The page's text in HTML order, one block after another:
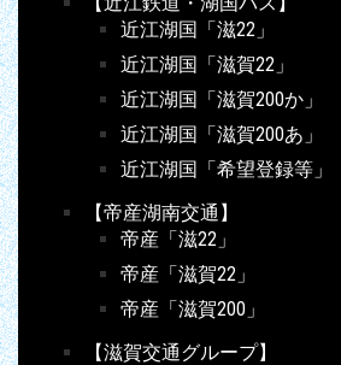
近江湖国「滋22」
近江湖国「滋賀22」
近江湖国「滋賀200か」
近江湖国「滋賀200あ」
近江湖国「希望登録等」
【帝産湖南交通】
帝産「滋22」
帝産「滋賀22」
帝産「滋賀200」
【滋賀交通グループ】